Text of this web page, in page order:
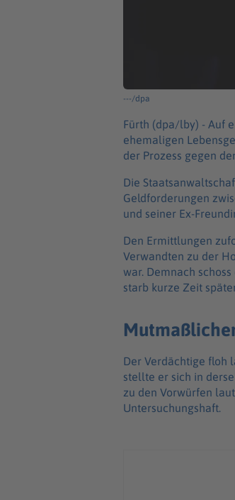
---/dpa
Fürth (dpa/lby) - Auf
ehemaligen
der Prozess gegen
Die
Geldforderungen
und seiner Ex-
Den Ermittlungen
Verwandten zu der
war. Demnach
starb kurze Zeit
Der Verdächtige floh
stellte er sich in
zu den Vorwürfen
Untersuchungshaft.